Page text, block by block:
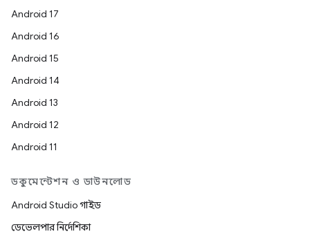
Android 17
Android 16
Android 15
Android 14
Android 13
Android 12
Android 11
ডকুমেন্টেশন ও ডাউনলোড
Android Studio গাইড
ডেভেলপার নির্দেশিকা